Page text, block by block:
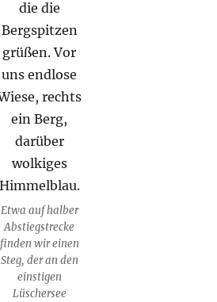
Etwa auf halber
Abstiegstrecke
finden wir einen
Steg, der an den
einstigen
Lüschersee